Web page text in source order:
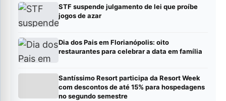
STF suspende julgamento de lei que proíbe
jogos de azar
Dia dos Pais em Florianópolis: oito
restaurantes para celebrar a data em família
Santíssimo Resort participa da Resort Week
com descontos de até 15% para hospedagens
no segundo semestre